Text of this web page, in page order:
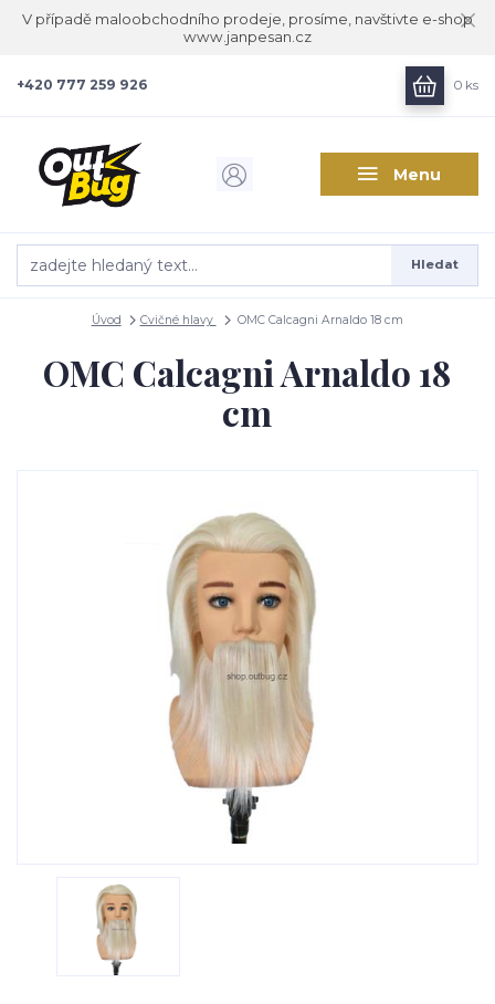
V případě maloobchodního prodeje, prosíme, navštivte e-shop
www.janpesan.cz
Menu
Hledat
+420 777 259 926 0 ks
Úvod Cvičné hlavy OMC Calcagni Arnaldo 18 cm
OMC Calcagni Arnaldo 18
cm